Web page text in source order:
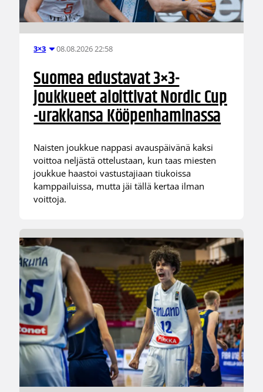
3×3 08.08.2026 22:58
Suomea edustavat 3×3-
joukkueet aloittivat Nordic Cup
-urakkansa Kööpenhaminassa
Naisten joukkue nappasi avauspäivänä kaksi
voittoa neljästä ottelustaan, kun taas miesten
joukkue haastoi vastustajiaan tiukoissa
kamppailuissa, mutta jäi tällä kertaa ilman
voittoja.